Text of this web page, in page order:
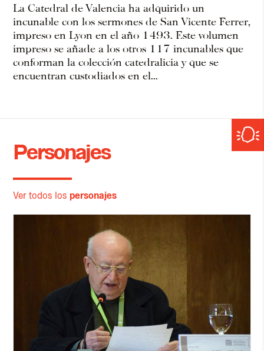
La Catedral de Valencia ha adquirido un
incunable con los sermones de San Vicente Ferrer,
impreso en Lyon en el año 1493. Este volumen
impreso se añade a los otros 117 incunables que
conforman la colección catedralicia y que se
encuentran custodiados en el...
Personajes
Ver todos los personajes